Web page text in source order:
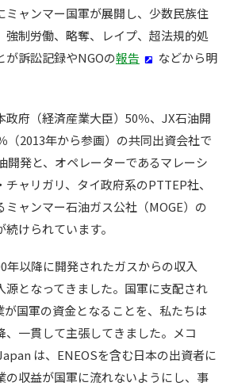
ミャンマー国軍が展開し、少数民族住
強制労働、略奪、レイプ、超法規的処
が訴訟記録やNGOの報告
などから明
政府（経済産業大臣）50％、JX石油開
（2013年から参画）の共同出資会社で
開発と、オペレーターであるマレーシ
ャリガリ、タイ政府系のPTTEP社、
ミャンマー石油ガス公社（MOGE）の
けられています。
年以降に開発されたガスからの収入
源となってきました。国軍に支配され
が国軍の資金となることを、私たちは
、一貫して主張してきました。メコ
は、ENEOSを含む日本の出資者に
の収益が国軍に流れないようにし、事